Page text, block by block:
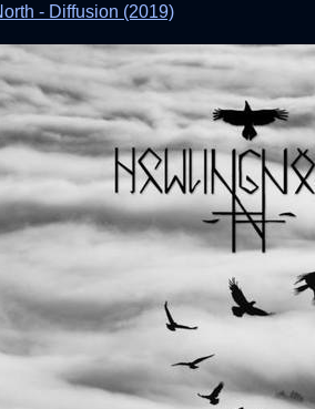
- Diffusion (2019)